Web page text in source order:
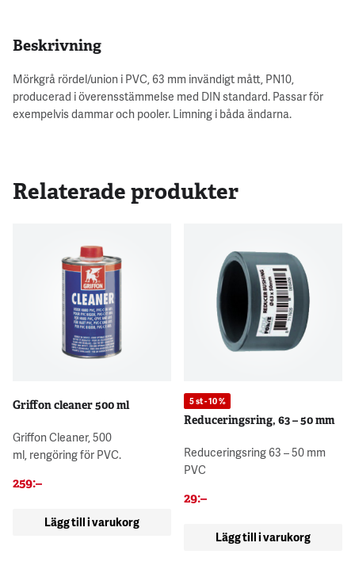
Beskrivning
Mörkgrå rördel/union i PVC, 63 mm invändigt mått, PN10,
producerad i överensstämmelse med DIN standard. Passar för
exempelvis dammar och pooler. Limning i båda ändarna.
Relaterade produkter
Griffon cleaner 500 ml
Griffon Cleaner, 500
ml, rengöring för PVC.
259:–
Lägg till i varukorg
5 st - 10 %
Reduceringsring, 63 – 50 mm
Reduceringsring 63 – 50 mm
PVC
29:–
Lägg till i varukorg